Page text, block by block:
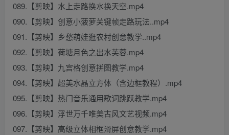
089.【剪映】水上走路换水换天空.mp4
090.【剪映】创意小菠萝关键帧走路玩法..mp4
091.【剪映】乡愁萌娃逛农村创意教学..mp4
092.【剪映】荷塘月色之出水芙蓉.mp4
093.【剪映】九宫格创意拼图教学.mp4
094.【剪映】超美水晶立方体（含边框教程）.mp4
095.【剪映】热门音乐通用歌词跳跃教学.mp4
096.【剪映】浮世万千唯美古风文艺视频.mp4
097.【剪映】高级立体相框滑屏创意教学.mp4